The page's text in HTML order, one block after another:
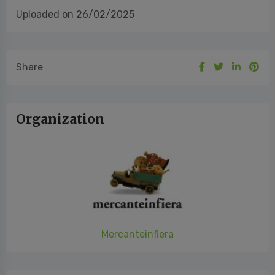
Uploaded on 26/02/2025
Share
Organization
Mercanteinfiera